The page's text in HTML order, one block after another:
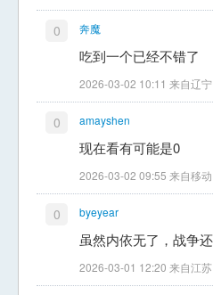
0 奔魔
吃到一个已经不错了
2026-03-02 10:11 来自辽宁
0 amayshen
现在看有可能是0
2026-03-02 09:55 来自移动
0 byeyear
虽然内依无了，战争
2026-03-01 12:20 来自江苏